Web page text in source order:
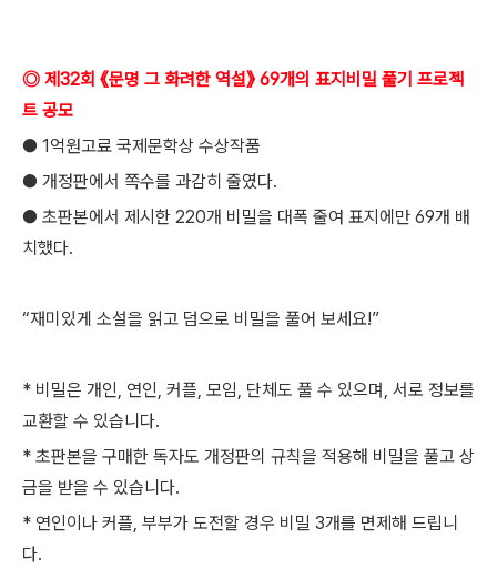
◎ 제32회 《문명 그 화려한 역설》 69개의 표지비밀 풀기 프로젝
트 공모
● 1억원고료 국제문학상 수상작품
● 개정판에서 쪽수를 과감히 줄였다.
● 초판본에서 제시한 220개 비밀을 대폭 줄여 표지에만 69개 배
치했다.
“재미있게 소설을 읽고 덤으로 비밀을 풀어 보세요!”
* 비밀은 개인, 연인, 커플, 모임, 단체도 풀 수 있으며, 서로 정보를
교환할 수 있습니다.
* 초판본을 구매한 독자도 개정판의 규칙을 적용해 비밀을 풀고 상
금을 받을 수 있습니다.
* 연인이나 커플, 부부가 도전할 경우 비밀 3개를 면제해 드립니
다.